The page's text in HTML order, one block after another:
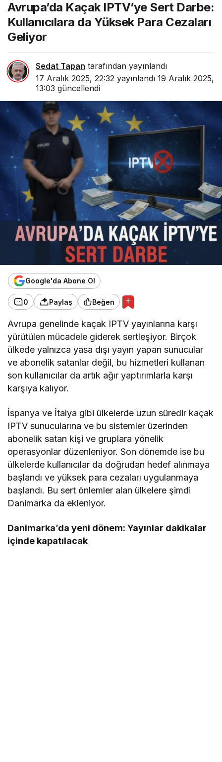
Kullanıcılara da Yüksek
Para Cezaları Geliyor
Avrupa’da Kaçak IPTV’ye Sert Darbe:
Kullanıcılara da Yüksek Para Cezaları
Geliyor
Sedat Tapan tarafından yayınlandı
17 Aralık 2025, 22:32 yayınlandı 19 Aralık 2025,
13:03 güncellendi
Google'da Abone Ol
0 Paylaş Beğen
Avrupa genelinde kaçak IPTV yayınlarına karşı
yürütülen mücadele giderek sertleşiyor. Birçok
ülkede yalnızca yasa dışı yayın yapan sunucular
ve abonelik satanlar değil, bu hizmetleri kullanan
son kullanıcılar da artık ağır yaptırımlarla karşı
karşıya kalıyor.
İspanya ve İtalya gibi ülkelerde uzun süredir kaçak
IPTV sunucularına ve bu sistemler üzerinden
abonelik satan kişi ve gruplara yönelik
operasyonlar düzenleniyor. Son dönemde ise bu
ülkelerde kullanıcılar da doğrudan hedef alınmaya
başlandı ve yüksek para cezaları uygulanmaya
başlandı. Bu sert önlemler alan ülkelere şimdi
Danimarka da ekleniyor.
Danimarka’da yeni dönem: Yayınlar dakikalar
içinde kapatılacak